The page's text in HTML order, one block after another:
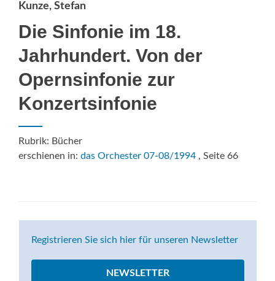
Kunze, Stefan
Die Sinfonie im 18.
Jahrhundert. Von der
Opernsinfonie zur
Konzertsinfonie
Rubrik: Bücher
erschienen in: das Orchester 07-08/1994 , Seite 66
Registrieren Sie sich hier für unseren Newsletter
NEWSLETTER